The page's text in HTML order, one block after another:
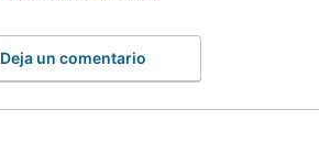
Deja un comentario